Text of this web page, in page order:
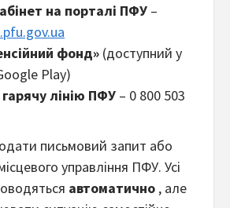
на порталі ПФУ –
фонд» (доступний у
Play)
гарячу лінію ПФУ – 0 800 503
письмовий запит або
управління ПФУ. Усі
автоматично , але